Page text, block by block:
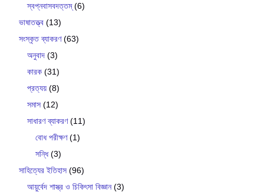
স্বপ্নবাসবদত্তম্(6)
ভাষাতত্ত্ব (13)
সংস্কৃত ব্যাকরণ(63)
অনুবাদ (3)
কারক (31)
প্রত্যয় (8)
সমাস (12)
সাধারণ ব্যাকরণ(11)
বোধ পরীক্ষণ(1)
সন্ধি(3)
সাহিত্যের ইতিহাস (96)
আয়ুর্বেদ শাস্ত্র ও চিকিৎসা বিজ্ঞান(3)